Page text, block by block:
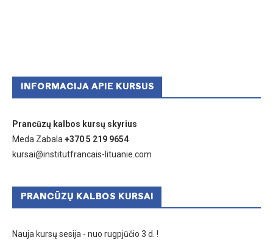
INFORMACIJA APIE KURSUS
Prancūzų kalbos kursų skyrius
Meda Zabala+370 5 219 9654
kursai@institutfrancais-lituanie.com
PRANCŪZŲ KALBOS KURSAI
Nauja kursų sesija - nuo rugpjūčio 3 d. !